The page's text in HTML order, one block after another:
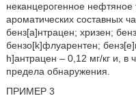
неканцерогенное
ароматических составных
бенз[а]нтрацен; хризен;
бензо[k]флуарентен;
h]антрацен – 0,12 мг/кг и, в
предела обнаружения.
ПРИМЕР 3